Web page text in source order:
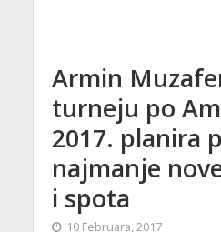
Armin
turneju po
2017. planira
najmanje
i spota
10 Februara, 2017